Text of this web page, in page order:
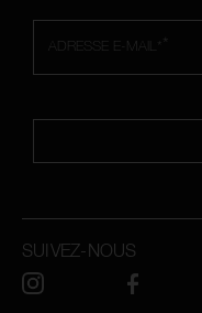
*
ADRESSE E-MAIL*
SUIVEZ-NOUS